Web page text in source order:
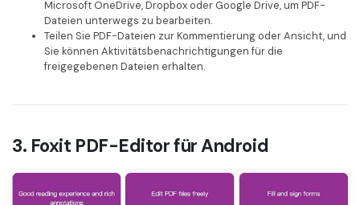
Microsoft OneDrive, Dropbox oder Google Drive, um PDF-
Dateien unterwegs zu bearbeiten.
Teilen Sie PDF-Dateien zur Kommentierung oder Ansicht, und
Sie können Aktivitätsbenachrichtigungen für die
freigegebenen Dateien erhalten.
3. Foxit PDF-Editor für Android